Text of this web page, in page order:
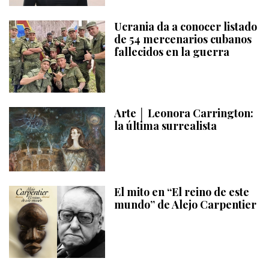
Ucrania da a conocer listado
de 54 mercenarios cubanos
fallecidos en la guerra
Arte │ Leonora Carrington:
la última surrealista
El mito en “El reino de este
mundo” de Alejo Carpentier